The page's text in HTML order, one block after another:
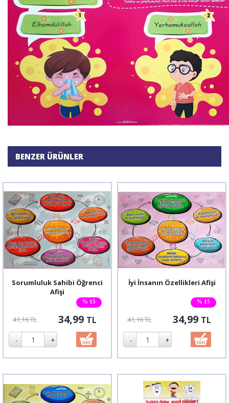
BENZER ÜRÜNLER
% 15
Sorumluluk Sahibi Öğrenci
Afişi
41,16 TL 34,99 TL
% 15
İyi İnsanın Özellikleri Afişi
41,16 TL 34,99 TL